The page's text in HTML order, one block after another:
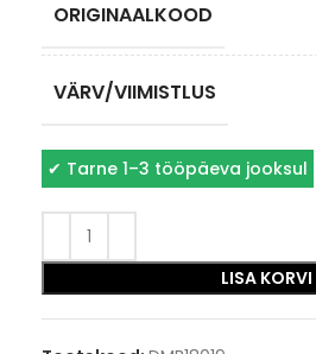
ORIGINAALKOOD
VÄRV/VIIMISTLUS
✔ Tarne 1–3 tööpäeva jooksul
LISA KORVI